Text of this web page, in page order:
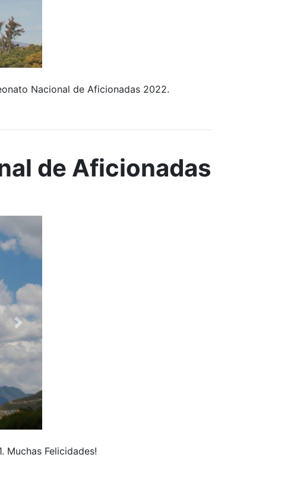
Nacional de Aficionadas 2022.
de Aficionadas
Muchas Felicidades!